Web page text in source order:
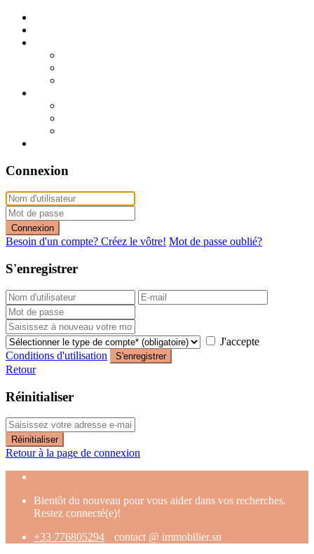
Connexion
Connexion
Besoin d'un compte? Créez le vôtre! Mot de passe oublié?
S'enregistrer
J'accepte
Conditions d'utilisation
S'enregistrer
Retour
Réinitialiser
Réinitialiser
Retour à la page de connexion
Bientôt du nouveau pour vous aider dans vos recherches.
Restez connecté(e)!
+33 776805294
contact @ immobilier.sn